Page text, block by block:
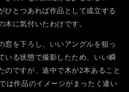
ひとつあれば作品として成立する
に気付いたわけです。
窓を下ろし、いいアングルを狙っ
いる状態で撮影したため、いい瞬
のですが、途中で木が2本あること
は作品のイメージがまったく違い